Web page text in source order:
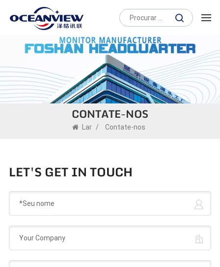
CONTATE-NOS
Lar / Contate-nos
LET'S GET IN TOUCH